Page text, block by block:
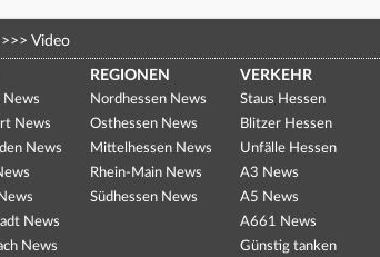
>>> Video
News
News
News
News
News
REGIONEN
Nordhessen News
Osthessen News
Mittelhessen News
Rhein-Main News
Südhessen News
VERKEHR
Staus Hessen
Blitzer Hessen
Unfälle Hessen
A3 News
A5 News
A661 News
Günstig tanken